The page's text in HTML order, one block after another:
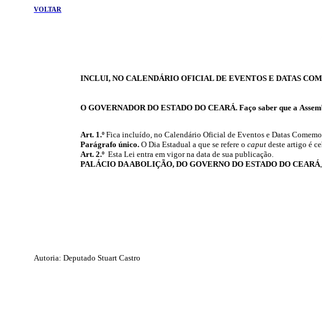
VOLTAR
INCLUI, NO CALENDÁRIO OFICIAL DE EVENTOS E DATAS
O GOVERNADOR DO ESTADO DO CEARÁ. Faço saber que a
Art. 1.ºFica incluído, no Calendário Oficial de Eventos e Datas
Parágrafo único. O Dia Estadual a que se refere o caputdeste artigo é
Art. 2.º Esta Lei entra em vigor na data de sua publicação.
PALÁCIO DA ABOLIÇÃO, DO GOVERNO DO ESTADO DO CEARÁ
Autoria: Deputado Stuart Castro